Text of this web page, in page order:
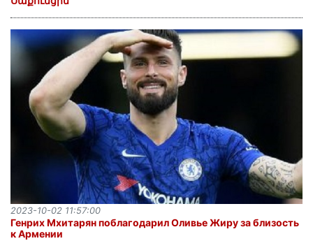
Генрих Мхитарян поблагодарил Оливье Жиру за близость
к Армении
2023-10-02 11:57:00